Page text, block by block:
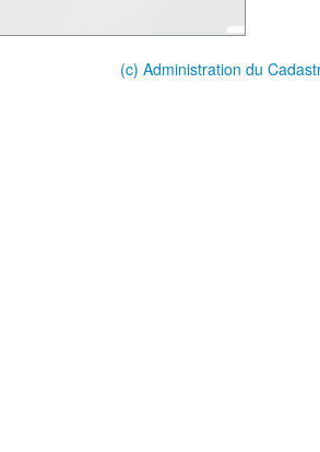
(c) Administration du